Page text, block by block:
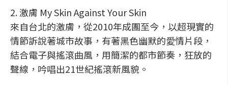
2. 激膚 My Skin Against Your Skin
來自台北的激膚，從2010年成團至今，以超現實的
情節訴說著城市故事，有著黑色幽默的愛情片段，
結合電子與搖滾曲風，用簡潔的都市節奏，狂放的
聲線，吟唱出21世紀搖滾新風貌。